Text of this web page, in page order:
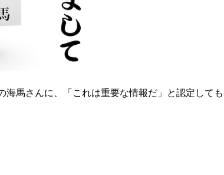
海馬さんに、「これは重要な情報だ」と認定しても